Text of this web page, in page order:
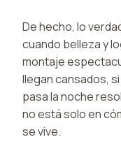
De hecho, lo
cuando belleza y
montaje
llegan cansados,
pasa la noche
no está solo en
se vive.